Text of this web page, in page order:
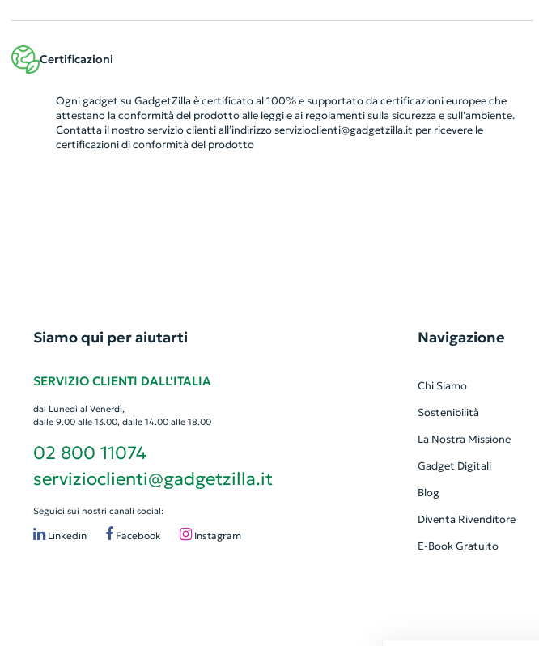
Certificazioni
Ogni gadget su GadgetZilla è certificato al 100% e supportato da certificazioni europee che
attestano la conformità del prodotto alle leggi e ai regolamenti sulla sicurezza e sull'ambiente.
Contatta il nostro servizio clienti all’indirizzo servizioclienti@gadgetzilla.it per ricevere le
certificazioni di conformità del prodotto
Siamo qui per aiutarti
SERVIZIO CLIENTI DALL'ITALIA
dal Lunedì al Venerdì,
dalle 9.00 alle 13.00, dalle 14.00 alle 18.00
02 800 11074
servizioclienti@gadgetzilla.it
Seguici sui nostri canali social:
Linkedin Facebook Instagram
Navigazione
Chi Siamo
Sostenibilità
La Nostra Missione
Gadget Digitali
Blog
Diventa Rivenditore
E-Book Gratuito